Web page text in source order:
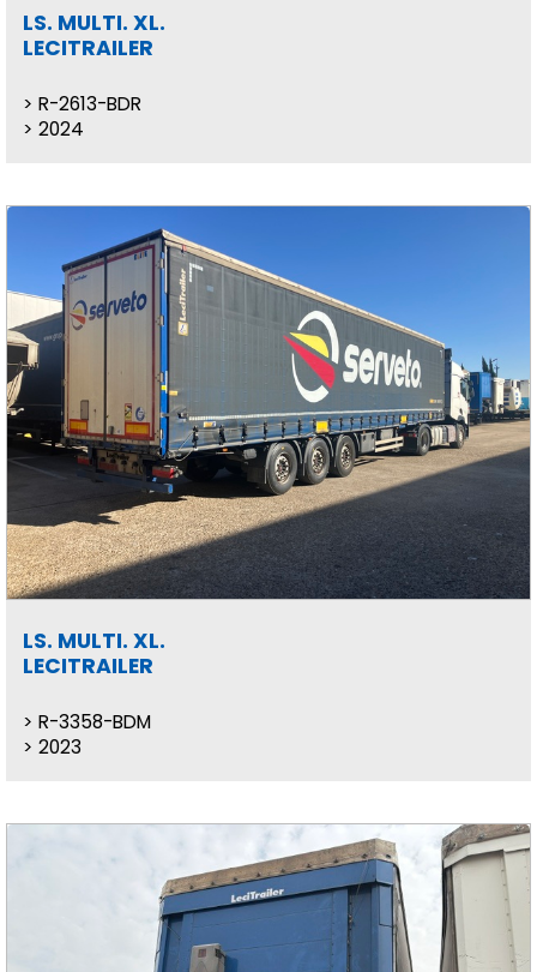
LS. MULTI. XL.
LECITRAILER
R-2613-BDR
2024
LS. MULTI. XL.
LECITRAILER
R-3358-BDM
2023